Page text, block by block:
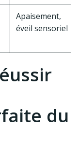
Apaisement,
éveil sensoriel
du